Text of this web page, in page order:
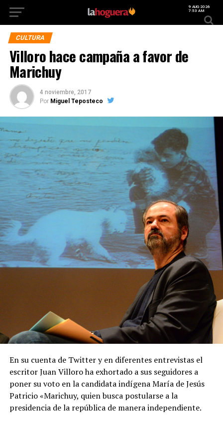
9 AUG 2026
7:53 AM
CULTURA
Villoro hace campaña a favor de
Marichuy
4 noviembre, 2017
Por Miguel Teposteco
En su cuenta de Twitter y en diferentes entrevistas el
escritor Juan Villoro ha exhortado a sus seguidores a
poner su voto en la candidata indígena María de Jesús
Patricio «Marichuy, quien busca postularse a la
presidencia de la república de manera independiente.